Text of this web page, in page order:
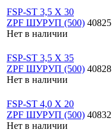
FSP-ST 3,5 X 30
ZPF ШУРУП (500)
Нет в наличии
40825
FSP-ST 3,5 X 35
ZPF ШУРУП (500)
Нет в наличии
40828
FSP-ST 4,0 X 20
ZPF ШУРУП (500)
Нет в наличии
40832